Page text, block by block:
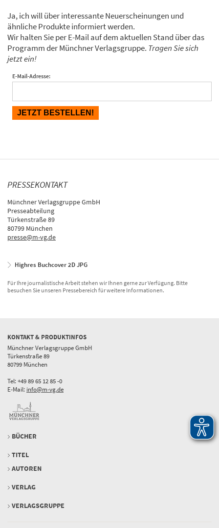
Ja, ich will über interessante Neuerscheinungen und
ähnliche Produkte informiert werden.
Wir halten Sie per E-Mail auf dem aktuellen Stand über das
Programm der Münchner Verlagsgruppe. Tragen Sie sich
jetzt ein!
E-Mail-Adresse:
PRESSEKONTAKT
Münchner Verlagsgruppe GmbH
Presseabteilung
Türkenstraße 89
80799 München
presse@m-vg.de
Highres Buchcover 2D JPG
Für Ihre journalistische Arbeit stehen wir Ihnen gerne zur Verfügung. Bitte
besuchen Sie unseren Pressebereich für weitere Informationen.
KONTAKT & PRODUKTINFOS
Münchner Verlagsgruppe GmbH
Türkenstraße 89
80799 München
Tel: +49 89 65 12 85 -0
E-Mail: info@m-vg.de
BÜCHER
TITEL
AUTOREN
VERLAG
VERLAGSGRUPPE